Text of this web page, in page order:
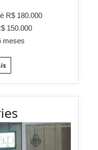
R$ 180.000
150.000
meses